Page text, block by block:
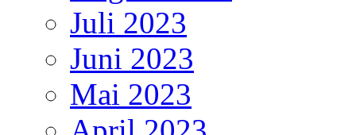
Juli 2023
Juni 2023
Mai 2023